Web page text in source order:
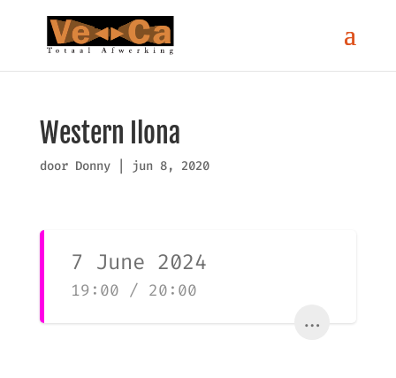
Western Ilona
door Donny| jun 8, 2020
7 June 2024
19:00 / 20:00
...